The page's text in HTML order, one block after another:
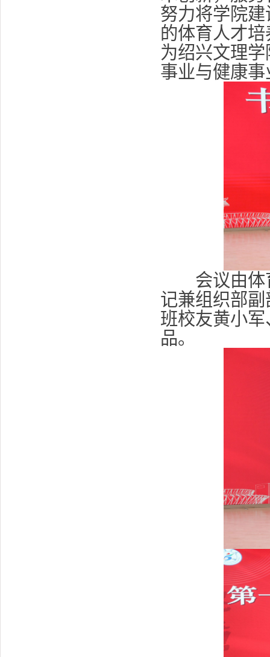
努力将学院
的体育人才
为绍兴文理
事业与健康
会议由体育
记兼组织部
班校友黄小
品。